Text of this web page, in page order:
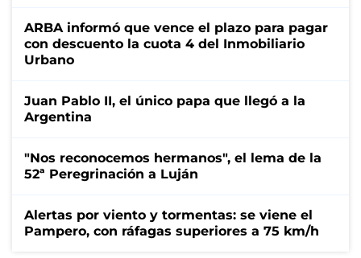
ARBA informó que vence el plazo para pagar
con descuento la cuota 4 del Inmobiliario
Urbano
Juan Pablo II, el único papa que llegó a la
Argentina
"Nos reconocemos hermanos", el lema de la
52ª Peregrinación a Luján
Alertas por viento y tormentas: se viene el
Pampero, con ráfagas superiores a 75 km/h